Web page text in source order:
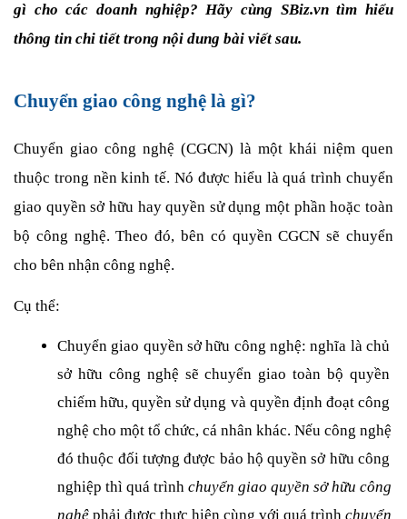
gì cho các doanh nghiệp? Hãy cùng SBiz.vn tìm hiểu
thông tin chi tiết trong nội dung bài viết sau.
Chuyển giao công nghệ là gì?
Chuyển giao công nghệ (CGCN) là một khái niệm quen
thuộc trong nền kinh tế. Nó được hiểu là quá trình chuyển
giao quyền sở hữu hay quyền sử dụng một phần hoặc toàn
bộ công nghệ. Theo đó, bên có quyền CGCN sẽ chuyển
cho bên nhận công nghệ.
Cụ thể:
Chuyển giao quyền sở hữu công nghệ: nghĩa là chủ
sở hữu công nghệ sẽ chuyển giao toàn bộ quyền
chiếm hữu, quyền sử dụng và quyền định đoạt công
nghệ cho một tổ chức, cá nhân khác. Nếu công nghệ
đó thuộc đối tượng được bảo hộ quyền sở hữu công
nghiệp thì quá trình chuyển giao quyền sở hữu công
nghệ phải được thực hiện cùng với quá trình chuyển